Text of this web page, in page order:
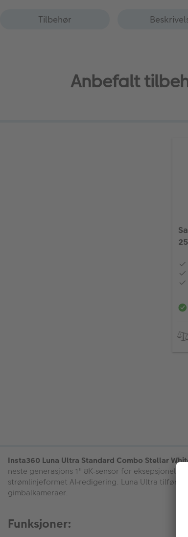
Tilbehør
Anbefalt
Insta360 Luna Ultra Standard Combo Stellar
neste generasjons 1" 8K‑sensor for eksepsjonell
strømlinjeformet AI‑redigering. Luna Ultra tilfører
gimbalkameraer.
Funksjoner: